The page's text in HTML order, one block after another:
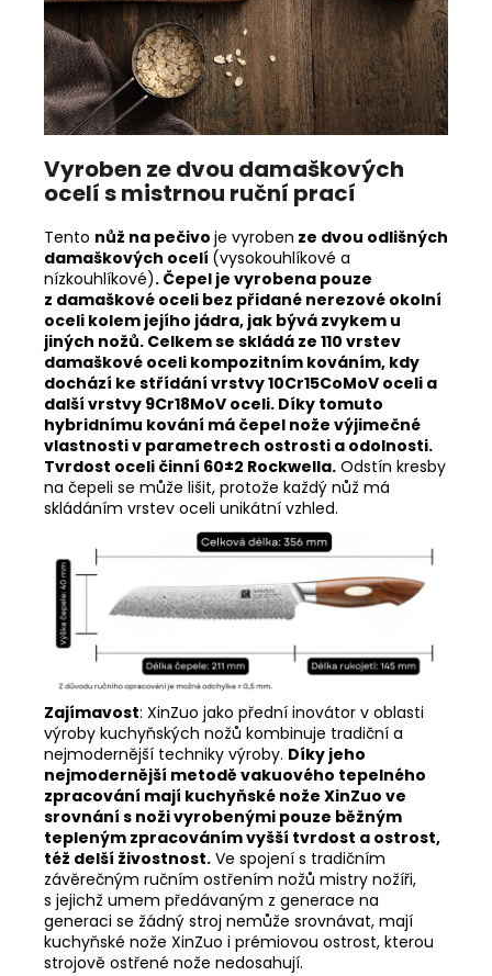
Vyroben ze dvou damaškových
ocelí s mistrnou ruční prací
Tento nůž na pečivo je vyroben ze dvou odlišných
damaškových ocelí (vysokouhlíkové a
nízkouhlíkové). Čepel je vyrobena pouze
z damaškové oceli bez přidané nerezové okolní
oceli kolem jejího jádra, jak bývá zvykem u
jiných nožů. Celkem se skládá ze 110 vrstev
damaškové oceli kompozitním kováním, kdy
dochází ke střídání vrstvy 10Cr15CoMoV oceli a
další vrstvy 9Cr18MoV oceli. Díky tomuto
hybridnímu kování má čepel nože výjimečné
vlastnosti v parametrech ostrosti a odolnosti.
Tvrdost oceli činní 60±2 Rockwella. Odstín kresby
na čepeli se může lišit, protože každý nůž má
skládáním vrstev oceli unikátní vzhled.
Zajímavost: XinZuo jako přední inovátor v oblasti
výroby kuchyňských nožů kombinuje tradiční a
nejmodernější techniky výroby. Díky jeho
nejmodernější metodě vakuového tepelného
zpracování mají kuchyňské nože XinZuo ve
srovnání s noži vyrobenými pouze běžným
tepleným zpracováním vyšší tvrdost a ostrost,
též delší živostnost. Ve spojení s tradičním
závěrečným ručním ostřením nožů mistry nožíři,
s jejichž umem předávaným z generace na
generaci se žádný stroj nemůže srovnávat, mají
kuchyňské nože XinZuo i prémiovou ostrost, kterou
strojově ostřené nože nedosahují.